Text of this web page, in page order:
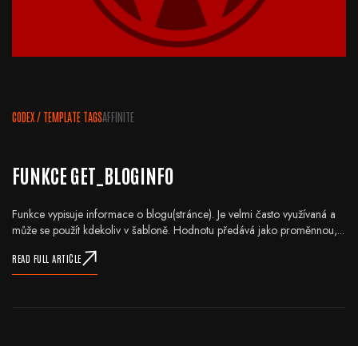
CODEX / TEMPLATE TAGSAFFINITE
FUNKCE GET_BLOGINFO
Funkce vypisuje informace o blogu(stránce). Je velmi často využívaná a
může se použít kdekoliv v šabloně. Hodnotu předává jako proměnnou,...
READ FULL ARTICLE